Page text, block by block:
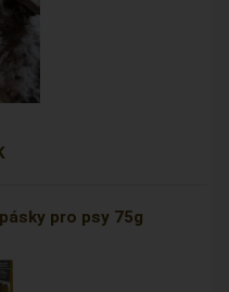
pro psy 75g